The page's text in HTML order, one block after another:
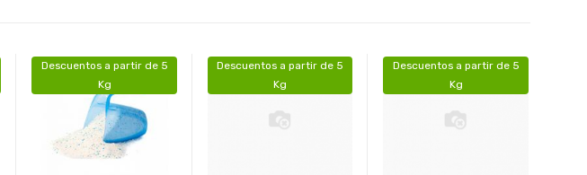
Descuentos a partir de 5
Kg
Descuentos a partir de 5
Kg
Descuentos a partir de 5
Kg